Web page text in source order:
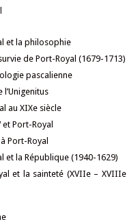
et la philosophie
de Port-Royal (1679-1713)
pascalienne
au XIXe siècle
et Port-Royal
Port-Royal
et la République (1940-1629)
et la sainteté (XVIIe – XVIIIe